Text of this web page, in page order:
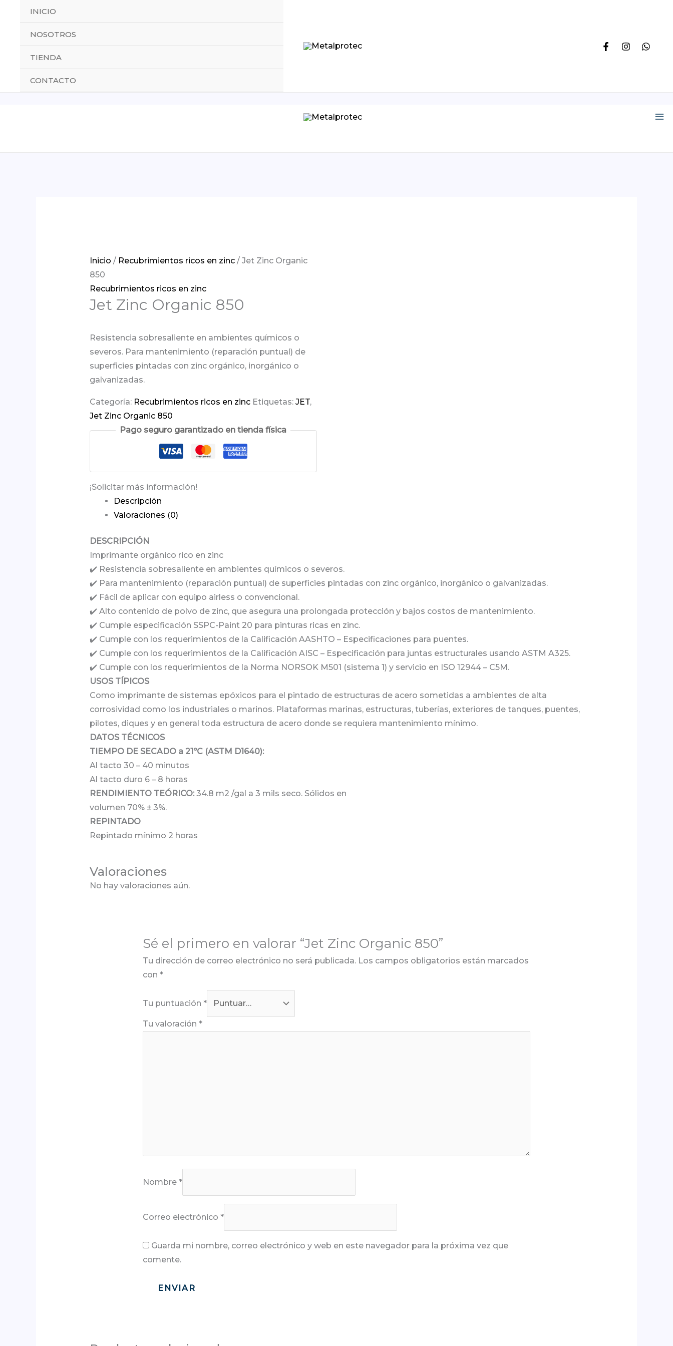
contenido
INICIO
NOSOTROS
TIENDA
CONTACTO
Inicio / Recubrimientos ricos en zinc/ Jet Zinc Organic
850
Recubrimientos ricos en zinc
Jet Zinc Organic 850
Resistencia sobresaliente en ambientes químicos o
severos. Para mantenimiento (reparación puntual) de
superficies pintadas con zinc orgánico, inorgánico o
galvanizadas.
Categoría: Recubrimientos ricos en zinc Etiquetas: JET,
Jet Zinc Organic 850
Pago seguro garantizado en tienda física
¡Solicitar más información!
Descripción
Valoraciones (0)
DESCRIPCIÓN
Imprimante orgánico rico en zinc
✔️ Resistencia sobresaliente en ambientes químicos o severos.
✔️ Para mantenimiento (reparación puntual) de superficies pintadas con zinc orgánico, inorgánico o galvanizadas.
✔️ Fácil de aplicar con equipo airless o convencional.
✔️ Alto contenido de polvo de zinc, que asegura una prolongada protección y bajos costos de mantenimiento.
✔️ Cumple especificación SSPC-Paint 20 para pinturas ricas en zinc.
✔️ Cumple con los requerimientos de la Calificación AASHTO – Especificaciones para puentes.
✔️ Cumple con los requerimientos de la Calificación AISC – Especificación para juntas estructurales usando ASTM A325.
✔️ Cumple con los requerimientos de la Norma NORSOK M501 (sistema 1) y servicio en ISO 12944 – C5M.
USOS TÍPICOS
Como imprimante de sistemas epóxicos para el pintado de estructuras de acero sometidas a ambientes de alta
corrosividad como los industriales o marinos. Plataformas marinas, estructuras, tuberías, exteriores de tanques, puentes,
pilotes, diques y en general toda estructura de acero donde se requiera mantenimiento mínimo.
DATOS TÉCNICOS
TIEMPO DE SECADO a 21ºC (ASTM D1640):
Al tacto 30 – 40 minutos
Al tacto duro 6 – 8 horas
RENDIMIENTO TEÓRICO:34.8 m2 /gal a 3 mils seco. Sólidos en
volumen 70% ± 3%.
REPINTADO
Repintado mínimo 2 horas
Valoraciones
No hay valoraciones aún.
Sé el primero en valorar “Jet Zinc Organic 850”
Tu dirección de correo electrónico no será publicada. Los campos obligatorios están marcados
con *
Tu puntuación *
Tu valoración *
Nombre *
Correo electrónico *
Guarda mi nombre, correo electrónico y web en este navegador para la próxima vez que
comente.